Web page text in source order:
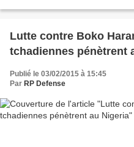
Lutte contre Boko
tchadiennes pénètrent
Publié le 03/02/2015 à 15:45
Par RP Defense